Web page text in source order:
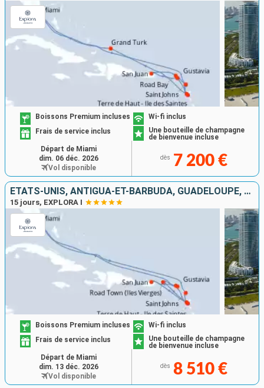
Boissons Premium incluses
Wi-fi inclus
Frais de service inclus
Une bouteille de champagne
de bienvenue incluse
dès 7 200 €
Départ de Miami
dim. 06 déc. 2026
Vol disponible
ÉTATS-UNIS, ANTIGUA-ET-BARBUDA, GUADELOUPE, SAINT-MARTIN, PORTO RICO, TORTOLA, FRANCE
15 jours, EXPLORA I
Boissons Premium incluses
Wi-fi inclus
Frais de service inclus
Une bouteille de champagne
de bienvenue incluse
dès 8 510 €
Départ de Miami
dim. 13 déc. 2026
Vol disponible